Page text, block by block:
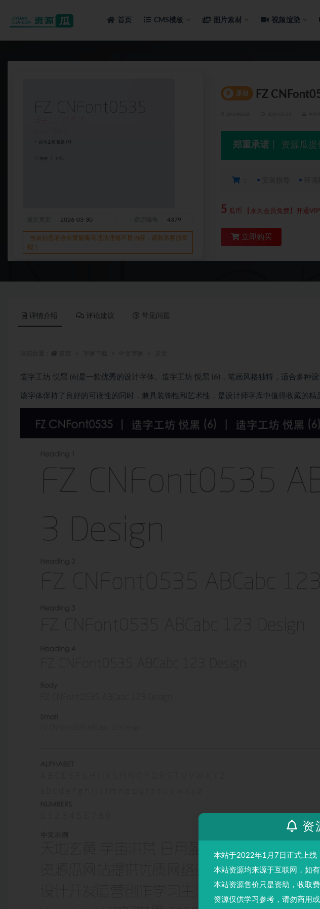
首页 CMS模板 图片素材 视频渲染
2026-03-30 4379
当前信息若含有黄赌毒等违法违规不良内容，请联系客服举
报！
# 原创 FZ
郑重承诺 丨 资源瓜
：
5 瓜币 【永久会员免费】开通
立即购买
详情介绍 评论建议 常见问题
造字工坊 悦黑 (6)是一款优秀的设计字体。造字工坊 悦黑 (6)，笔画风格独特，适合多种设
该字体保持了良好的可读性的同时，兼具装饰性和艺术性，是设计师字库中值得收藏的精
资
本站于2022年1月7日正式上线
本站资源均来源于互联网，如
本站资源售价只是资助，收取
资源仅供学习参考，请勿商用